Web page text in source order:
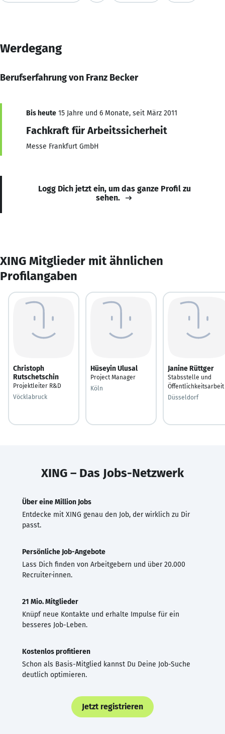
Werdegang
Berufserfahrung von Franz Becker
Bis heute 15 Jahre und 6 Monate, seit März 2011
Fachkraft für Arbeitssicherheit
Messe Frankfurt GmbH
Logg Dich jetzt ein, um das ganze Profil zu
sehen.
XING Mitglieder mit ähnlichen
Profilangaben
Christoph
Rutschetschin
Projektleiter R&D
Vöcklabruck
Hüseyin Ulusal
Project Manager
Köln
Janine Rüttger
Stabsstelle und
Öffentlichkeitsarbeit
Düsseldorf
XING – Das Jobs-Netzwerk
Über eine Million Jobs
Entdecke mit XING genau den Job, der wirklich zu Dir
passt.
Persönliche Job-Angebote
Lass Dich finden von Arbeitgebern und über 20.000
Recruiter·innen.
21 Mio. Mitglieder
Knüpf neue Kontakte und erhalte Impulse für ein
besseres Job-Leben.
Kostenlos profitieren
Schon als Basis-Mitglied kannst Du Deine Job-Suche
deutlich optimieren.
Jetzt registrieren